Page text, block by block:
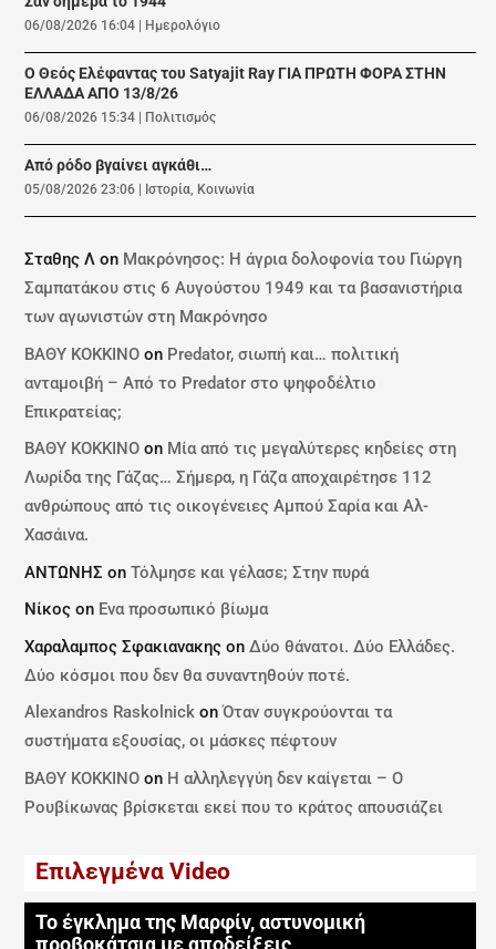
06/08/2026 16:04 Ημερολόγιο
Ο Θεός Ελέφαντας του Satyajit Ray ΓΙΑ ΠΡΩΤΗ ΦΟΡΑ ΣΤΗΝ
ΕΛΛΑΔΑ ΑΠΟ 13/8/26
06/08/2026 15:34 Πολιτισμός
Από ρόδο βγαίνει αγκάθι…
05/08/2026 23:06 Ιστορία, Κοινωνία
Σταθης Λ on Μακρόνησος: Η άγρια δολοφονία του Γιώργη
Σαμπατάκου στις 6 Αυγούστου 1949 και τα βασανιστήρια
των αγωνιστών στη Μακρόνησο
ΒΑΘΥ ΚΟΚΚΙΝΟ on Predator, σιωπή και… πολιτική
ανταμοιβή – Από το Predator στο ψηφοδέλτιο
Επικρατείας;
ΒΑΘΥ ΚΟΚΚΙΝΟ on Μία από τις μεγαλύτερες κηδείες στη
Λωρίδα της Γάζας… Σήμερα, η Γάζα αποχαιρέτησε 112
ανθρώπους από τις οικογένειες Αμπού Σαρία και Αλ-
Χασάινα.
ΑΝΤΩΝΗΣ onΤόλμησε και γέλασε; Στην πυρά
Νίκος on Ενα προσωπικό βίωμα
Χαραλαμπος Σφακιανακης onΔύο θάνατοι. Δύο Ελλάδες.
Δύο κόσμοι που δεν θα συναντηθούν ποτέ.
Alexandros Raskolnick onΌταν συγκρούονται τα
συστήματα εξουσίας, οι μάσκες πέφτουν
ΒΑΘΥ ΚΟΚΚΙΝΟ on Η αλληλεγγύη δεν καίγεται – Ο
Ρουβίκωνας βρίσκεται εκεί που το κράτος απουσιάζει
Επιλεγμένα Video
Το έγκλημα της Μαρφίν, αστυνομική